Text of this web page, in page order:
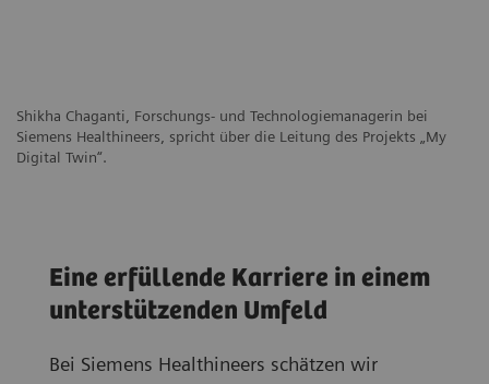
Shikha Chaganti, Forschungs- und Technologiemanagerin bei
Siemens Healthineers, spricht über die Leitung des Projekts „My
Digital Twin“.
Eine erfüllende Karriere in einem
unterstützenden Umfeld
Bei Siemens Healthineers schätzen wir